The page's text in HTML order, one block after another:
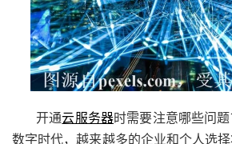
开通云服务器时需要注意哪些问
数字时代，越来越多的企业和个人选